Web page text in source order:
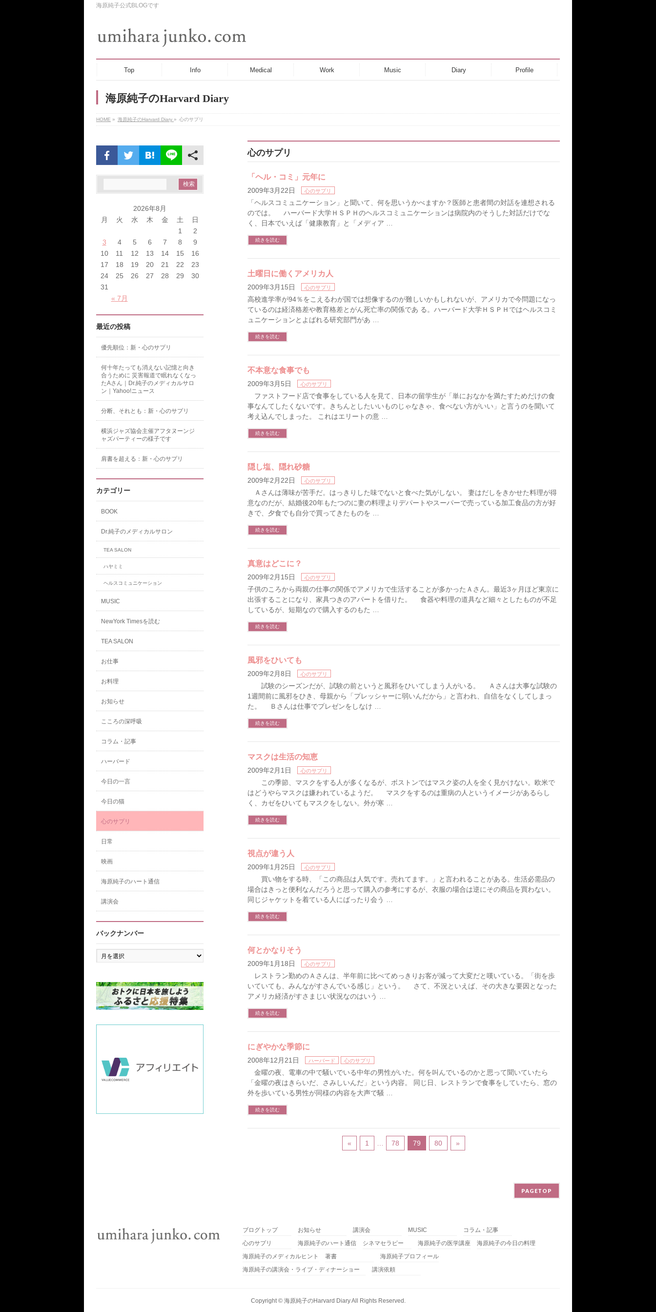
海原純子公式BLOGです
Top Info Medical Work Music Diary Profile
海原純子のHarvard Diary
HOME » 海原純子のHarvard Diary » 心のサプリ
心のサプリ
「ヘル・コミ」元年に
2009年3月22日 心のサプリ
「ヘルスコミュニケーション」と聞いて、何を思いうかべますか？医師と患者間の対話を連想される
のでは。 ハーバード大学ＨＳＰＨのヘルスコミュニケーションは病院内のそうした対話だけでな
く、日本でいえば「健康教育」と「メディア …
続きを読む
土曜日に働くアメリカ人
2009年3月15日 心のサプリ
高校進学率が94％をこえるわが国では想像するのが難しいかもしれないが、アメリカで今問題になっ
ているのは経済格差や教育格差とがん死亡率の関係であ る。ハーバード大学ＨＳＰＨではヘルスコミ
ュニケーションとよばれる研究部門があ …
続きを読む
不本意な食事でも
2009年3月5日 心のサプリ
ファストフード店で食事をしている人を見て、日本の留学生が「単におなかを満たすためだけの食
事なんてしたくないです。きちんとしたいいものじゃなきゃ、食べない方がいい」と言うのを聞いて
考え込んでしまった。 これはエリートの意 …
続きを読む
隠し塩、隠れ砂糖
2009年2月22日 心のサプリ
Ａさんは薄味が苦手だ。はっきりした味でないと食べた気がしない。 妻はだしをきかせた料理が得
意なのだが、結婚後20年もたつのに妻の料理よりデパートやスーパーで売っている加工食品の方が好
きで、夕食でも自分で買ってきたものを …
続きを読む
真意はどこに？
2009年2月15日 心のサプリ
子供のころから両親の仕事の関係でアメリカで生活することが多かったＡさん。最近3ヶ月ほど東京に
出張することになり、家具つきのアパートを借りた。 食器や料理の道具など細々としたものが不足
しているが、短期なので購入するのもた …
続きを読む
風邪をひいても
2009年2月8日 心のサプリ
試験のシーズンだが、試験の前というと風邪をひいてしまう人がいる。 Ａさんは大事な試験の
1週間前に風邪をひき、母親から「プレッシャーに弱いんだから」と言われ、自信をなくしてしまっ
た。 Ｂさんは仕事でプレゼンをしなけ …
続きを読む
マスクは生活の知恵
2009年2月1日 心のサプリ
この季節、マスクをする人が多くなるが、ボストンではマスク姿の人を全く見かけない。欧米で
はどうやらマスクは嫌われているようだ。 マスクをするのは重病の人というイメージがあるらし
く、カゼをひいてもマスクをしない。外が寒 …
続きを読む
視点が違う人
2009年1月25日 心のサプリ
買い物をする時、「この商品は人気です。売れてます。」と言われることがある。生活必需品の
場合はきっと便利なんだろうと思って購入の参考にするが、衣服の場合は逆にその商品を買わない。
同じジャケットを着ている人にばったり会う …
続きを読む
何とかなりそう
2009年1月18日 心のサプリ
レストラン勤めのＡさんは、半年前に比べてめっきりお客が減って大変だと嘆いている。「街を歩
いていても、みんながすさんでいる感じ」という。 さて、不況といえば、その大きな要因となった
アメリカ経済がすさまじい状況なのはいう …
続きを読む
にぎやかな季節に
2008年12月21日 ハーバード 心のサプリ
金曜の夜、電車の中で騒いでいる中年の男性がいた。何を叫んでいるのかと思って聞いていたら
「金曜の夜はきらいだ、さみしいんだ」という内容。 同じ日、レストランで食事をしていたら、窓の
外を歩いている男性が同様の内容を大声で騒 …
続きを読む
« 1 78 79 80 »
2026年8月
月
火 水 木 金 土 日
« 7月
1
2
3
4 5 6 7 8
9
10
11 12 13 14 15
16
17
18 19 20 21 22
23
24
25 26 27 28 29
30
31
最近の投稿
優先順位：新・心のサプリ
何十年たっても消えない記憶と向き
合うために 災害報道で眠れなくなっ
たAさん｜Dr.純子のメディカルサロ
ン｜Yahoo!ニュース
分断、それとも：新・心のサプリ
横浜ジャズ協会主催アフタヌーンジ
ャズパーティーの様子です
肩書を超える：新・心のサプリ
カテゴリー
BOOK
Dr.純子のメディカルサロン
TEA SALON
ハヤミミ
ヘルスコミュニケーション
MUSIC
NewYork Timesを読む
TEA SALON
お仕事
お料理
お知らせ
こころの深呼吸
コラム・記事
ハーバード
今日の一言
今日の猫
心のサプリ
日常
映画
海原純子のハート通信
講演会
バックナンバー
バ
ッ
ン
バ
ー
PAGETOP
ブログトップ お知らせ 講演会 MUSIC
コラム・記事
心のサプリ
海原純子のハート通信 シネマセラピー 海原純子の医学講座
海原純子の今日の料理
海原純子のメディカルヒント
著書
海原純子プロフィール
海原純子の講演会・ライブ・ディナーショー
講演依頼
Copyright © 海原純子のHarvard DiaryAll Rights Reserved.